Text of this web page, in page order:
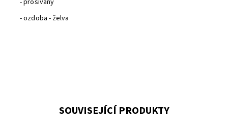
- prošívaný
- ozdoba - želva
SOUVISEJÍCÍ PRODUKTY